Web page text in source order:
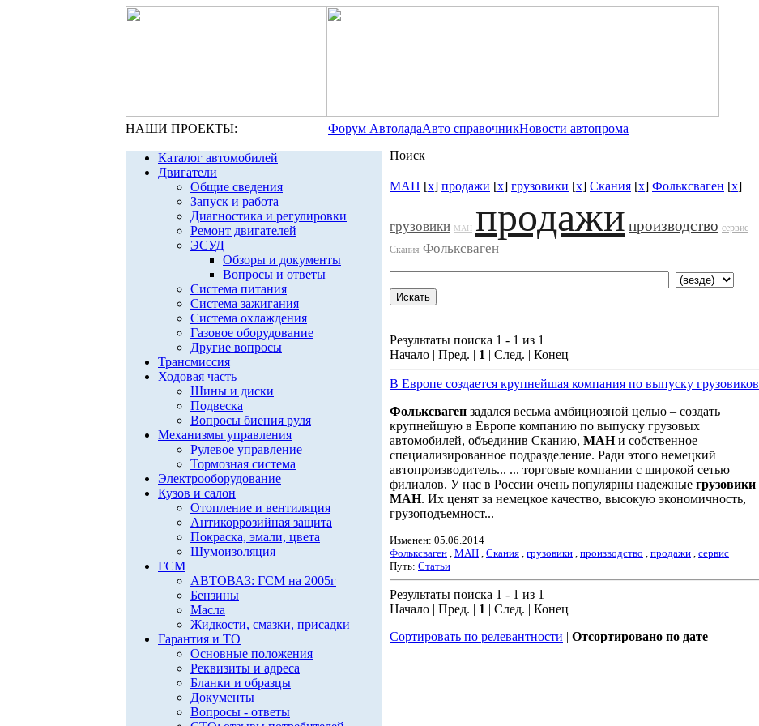
НАШИ ПРОЕКТЫ: Форум АвтоладаАвто справочникНовости автопрома
Каталог автомобилей
Двигатели
Общие сведения
Запуск и работа
Диагностика и регулировки
Ремонт двигателей
ЭСУД
Обзоры и документы
Вопросы и ответы
Система питания
Система зажигания
Система охлаждения
Газовое оборудование
Другие вопросы
Трансмиссия
Ходовая часть
Шины и диски
Подвеска
Вопросы биения руля
Механизмы управления
Рулевое управление
Тормозная система
Электрооборудование
Кузов и салон
Отопление и вентиляция
Антикоррозийная защита
Покраска, эмали, цвета
Шумоизоляция
ГСМ
АВТОВАЗ: ГСМ на 2005г
Бензины
Масла
Жидкости, смазки, присадки
Гарантия и ТО
Основные положения
Реквизиты и адреса
Бланки и образцы
Документы
Вопросы - ответы
Поиск
МАН [x] продажи [x] грузовики [x] Скания [x] Фольксваген [x]
грузовики МАН продажи производство сервис
Скания Фольксваген
Результаты поиска 1 - 1 из 1
Начало | Пред. | 1 | След. | Конец
В Европе создается крупнейшая компания по выпуску грузовиков
Фольксваген задался весьма амбициозной целью – создать
крупнейшую в Европе компанию по выпуску грузовых
автомобилей, объединив Сканию, МАНи собственное
специализированное подразделение. Ради этого немецкий
автопроизводитель... ... торговые компании с широкой сетью
филиалов. У нас в России очень популярны надежные грузовики
МАН. Их ценят за немецкое качество, высокую экономичность,
грузоподъемност...
Изменен: 05.06.2014
Фольксваген , МАН , Скания , грузовики , производство , продажи , сервис
Путь: Статьи
Результаты поиска 1 - 1 из 1
Начало | Пред. | 1 | След. | Конец
Сортировать по релевантности | Отсортировано по дате